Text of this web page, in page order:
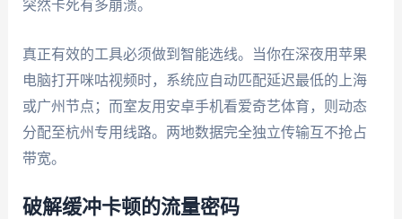
突然卡死有多崩溃。
真正有效的工具必须做到智能选线。当你在深夜用苹果
电脑打开咪咕视频时，系统应自动匹配延迟最低的上海
或广州节点；而室友用安卓手机看爱奇艺体育，则动态
分配至杭州专用线路。两地数据完全独立传输互不抢占
带宽。
破解缓冲卡顿的流量密码